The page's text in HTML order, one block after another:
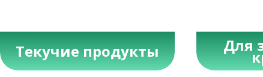
Текучие продукты Для